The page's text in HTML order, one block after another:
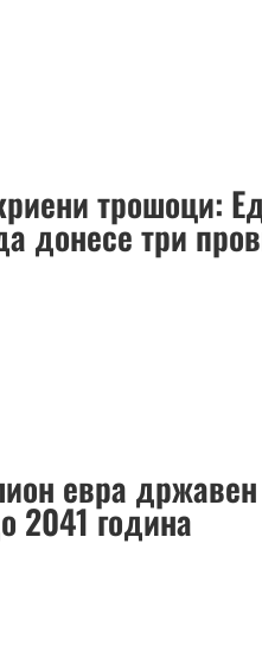
трошоци:
донесе три
евра
2041 година